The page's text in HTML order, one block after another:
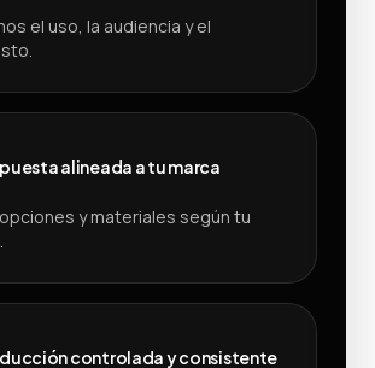
el uso, la audiencia y el
alineada a tu marca
y materiales según tu
controlada y consistente